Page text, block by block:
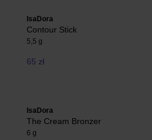
IsaDora
Contour Stick
5,5 g
65 zł
IsaDora
The Cream Bronzer
6 g